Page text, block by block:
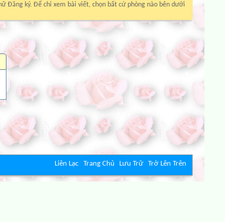
Đăng ký. Để chỉ xem bài viết, chọn bất cứ phòng nào bên dưới
Liên Lạc Trang Chủ Lưu Trữ Trở Lên Trên